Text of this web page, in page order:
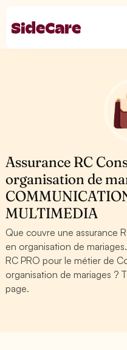
Assurance RC
organisation de
MULTIMEDIA
Que couvre une assurance
en organisation de
RC PRO pour le métier de
organisation de mariages ?
page.